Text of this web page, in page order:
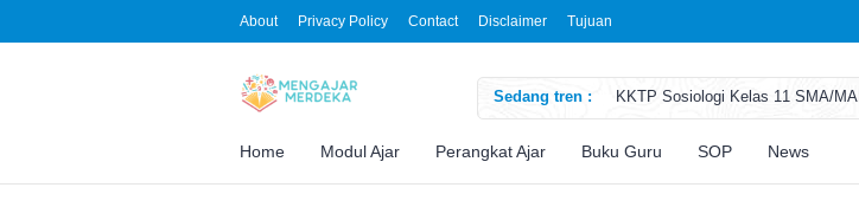
About Privacy Policy Contact Disclaimer Tujuan
Sedang tren :
KKTP Sosiologi Kelas 11 SMA/MA
ATP Seni Rupa Kelas 11 SMA/MA
ATP Sosiologi Kelas 11 SMA/MA
Home Modul Ajar Perangkat Ajar Buku Guru SOP News